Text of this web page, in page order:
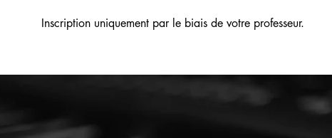
Inscription uniquement par le biais de votre professeur.